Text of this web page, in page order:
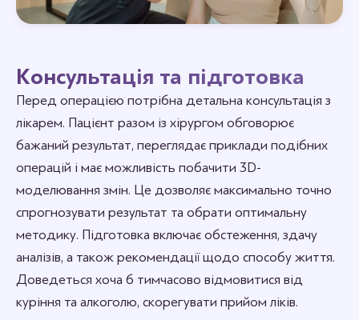
Консультація та підготовка
Перед операцією потрібна детальна консультація з
лікарем. Пацієнт разом із хірургом обговорює
бажаний результат, переглядає приклади подібних
операцій і має можливість побачити 3D-
моделювання змін. Це дозволяє максимально точно
спрогнозувати результат та обрати оптимальну
методику. Підготовка включає обстеження, здачу
аналізів, а також рекомендації щодо способу життя.
Доведеться хоча б тимчасово відмовитися від
куріння та алкоголю, скорегувати прийом ліків.